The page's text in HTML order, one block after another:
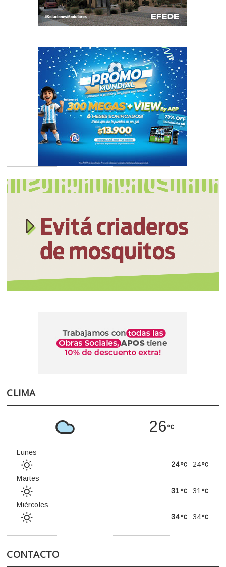
CLIMA
26
Lunes
24
24
Martes
31
31
Miércoles
34
34
CONTACTO